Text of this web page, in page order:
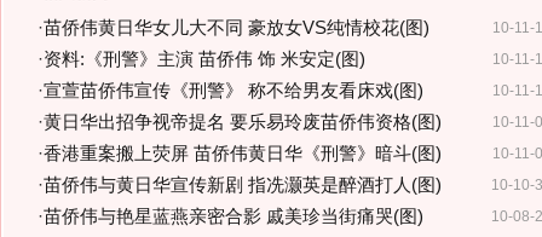
10-11-
·苗侨伟黄日华女儿大不同 豪放女VS纯情校花(图)
10-11-
·资料:《刑警》主演 苗侨伟 饰 米安定(图)
10-11-
·宣萱苗侨伟宣传《刑警》 称不给男友看床戏(图)
10-11-
·黄日华出招争视帝提名 要乐易玲废苗侨伟资格(图)
10-11-
·香港重案搬上荧屏 苗侨伟黄日华《刑警》暗斗(图)
10-10-
·苗侨伟与黄日华宣传新剧 指冼灏英是醉酒打人(图)
10-08-
·苗侨伟与艳星蓝燕亲密合影 戚美珍当街痛哭(图)